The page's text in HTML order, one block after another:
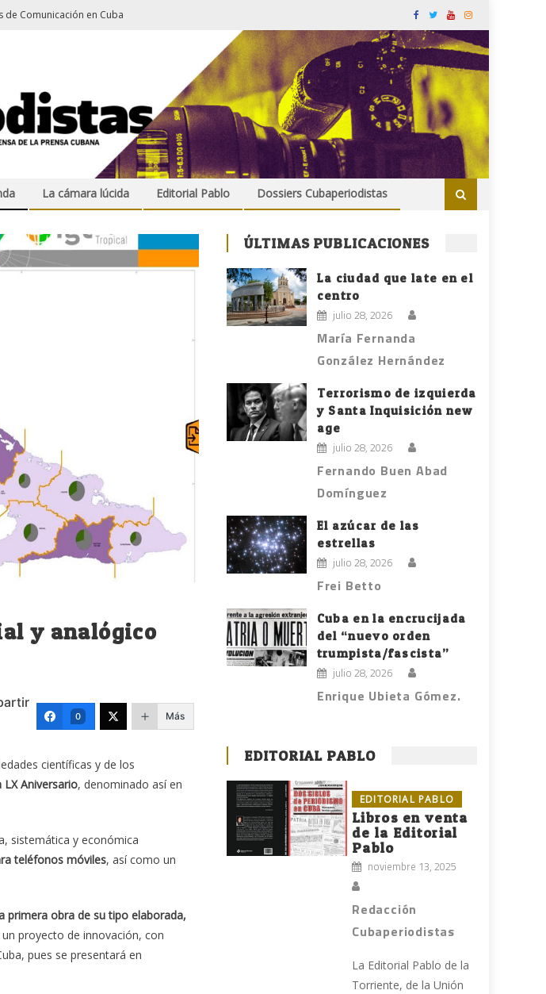
de Comunicación en Cuba
La cámara lúcida Editorial Pablo Dossiers Cubaperiodistas
y analógico
0 Más
científicas y de los
LX Aniversario, denominado así en
sistemática y económica
teléfonos móviles, así como un
primera obra de su tipo elaborada,
proyecto de innovación, con
pues se presentará en
ÚLTIMAS PUBLICACIONES
La ciudad que late en el
centro
julio 28, 2026
María Fernanda
González Hernández
Terrorismo de izquierda
y Santa Inquisición new
age
julio 28, 2026
Fernando Buen Abad
Domínguez
El azúcar de las
estrellas
julio 28, 2026
Frei Betto
Cuba en la encrucijada
del “nuevo orden
trumpista/fascista”
julio 28, 2026
Enrique Ubieta Gómez.
EDITORIAL PABLO
EDITORIAL PABLO
Libros en venta
de la Editorial
Pablo
noviembre 13, 2025
Redacción
Cubaperiodistas
La Editorial Pablo de la
Torriente, de la Unión